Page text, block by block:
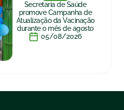
Secretaria de Saúde
promove Campanha de
Atualização da Vacinação
durante o mês de agosto
05/08/2026